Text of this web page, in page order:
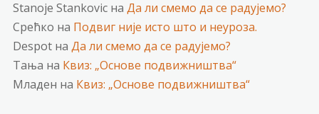
Stanoje Stankovicна Да ли смемо да се радујемо?
Срећко на Подвиг није исто што и неуроза.
Despotна Да ли смемо да се радујемо?
Тања на Квиз: „Основе подвижништва“
Младен на Квиз: „Основе подвижништва“